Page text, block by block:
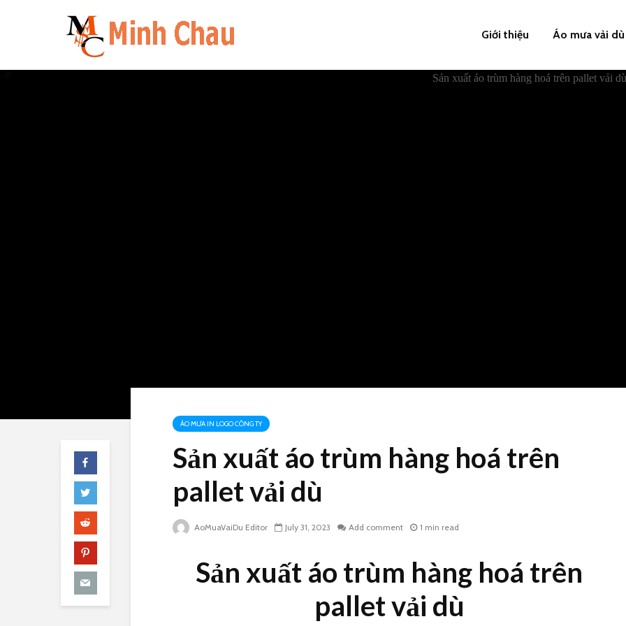
Giới thiệu Áo mưa vải dù
ÁO MƯA IN LOGO CÔNG TY
Sản xuất áo trùm hàng hoá trên
pallet vải dù
AoMuaVaiDu Editor July 31, 2023 Add comment 1 min read
Sản xuất áo trùm hàng hoá trên
pallet vải dù
Áo mưa vải dù da cá
công đoàn cơ sở